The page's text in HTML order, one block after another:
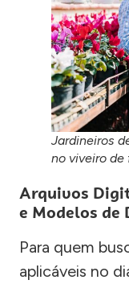
Jardineiros
no viveiro de
Arquivos
e Modelos de
Para quem
aplicáveis no